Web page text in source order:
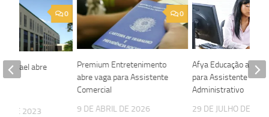
0
Premium Entretenimento
abre vaga para Assistente
Comercial
9 DE ABRIL DE 2026
Afya Educação abre
para Assistente
Administrativo
29 DE JULHO DE
0
Rafael abre
DE 2023